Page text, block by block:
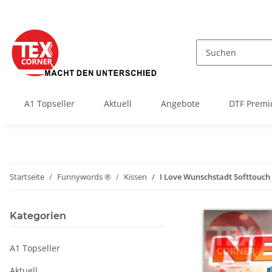
A1 Topseller Aktuell Angebote DTF
Startseite Funnywords ® Kissen I Love Wunschstadt
Kategorien
A1 Topseller